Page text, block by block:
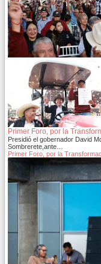
Primer Foro, por la
Presidió el gobernador David
Sombrerete,ante…
Primer Foro, por la